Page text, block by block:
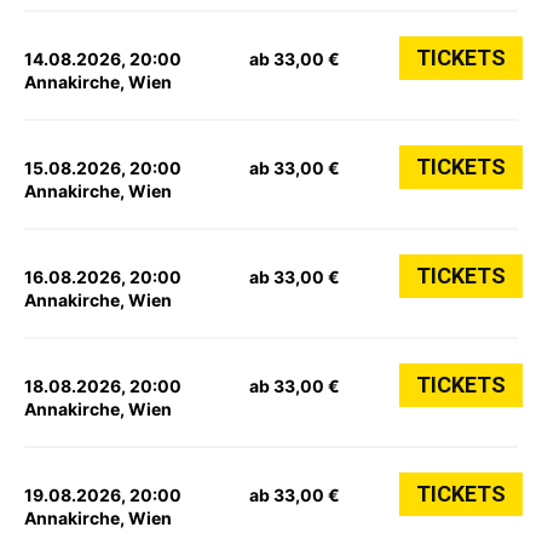
14.08.2026, 20:00
Annakirche, Wien
ab 33,00 € TICKETS
15.08.2026, 20:00
Annakirche, Wien
ab 33,00 € TICKETS
16.08.2026, 20:00
Annakirche, Wien
ab 33,00 € TICKETS
18.08.2026, 20:00
Annakirche, Wien
ab 33,00 € TICKETS
19.08.2026, 20:00
Annakirche, Wien
ab 33,00 € TICKETS